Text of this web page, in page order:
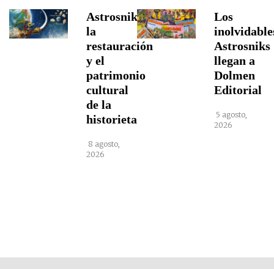
Astrosniks,
la
restauración
y el
patrimonio
cultural
de la
historieta
8 agosto,
2026
Los
Astrosniks
llegan a
Dolmen
Editorial
5 agosto,
2026